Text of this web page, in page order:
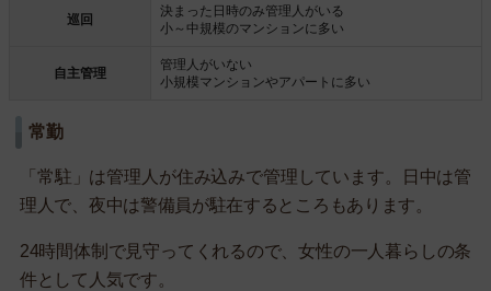
巡回
決まった日時のみ管理人がいる
小～中規模のマンションに多い
自主管理
管理人がいない
小規模マンションやアパートに多い
常勤
「常駐」は管理人が住み込みで管理しています。日中は管
理人で、夜中は警備員が駐在するところもあります。
24時間体制で見守ってくれるので、女性の一人暮らしの条
件として人気です。